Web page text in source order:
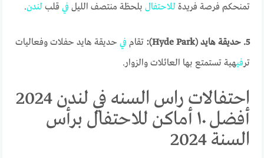
تمنحكم فرصة فريدة للاحتفال بلحظة منتصف الليلفي قلب لندن.
5. حديقة هايد (Hyde Park): تقامفي حديقة هايد حفلات وفعاليات
ترفيهية تستمتع بها العائلات والزوار.
احتفالات راس السنه في لندن 2024
أفضل ١٠ أماكن للاحتفال برأس
السنة 2024